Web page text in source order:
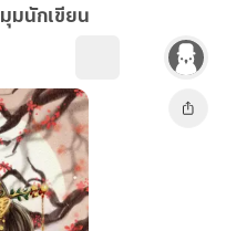
มุมนักเขียน